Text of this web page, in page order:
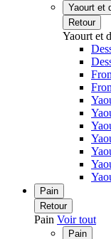
Yaourt et
Retour
Yaourt et
Pain
Retour
Pain Voir tout
Pain